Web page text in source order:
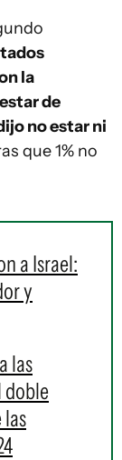
la
de
no estar ni
que 1% no
a Israel:
y
las
doble